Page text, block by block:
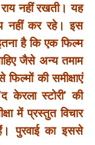
नहीं रखती। यह
नहीं कर रहे। इस
है कि एक फिल्म
जैसे अन्य तमाम
की समीक्षाएं
स्टोरी’ की
में प्रस्तुत विचार
पुरवाई का इससे